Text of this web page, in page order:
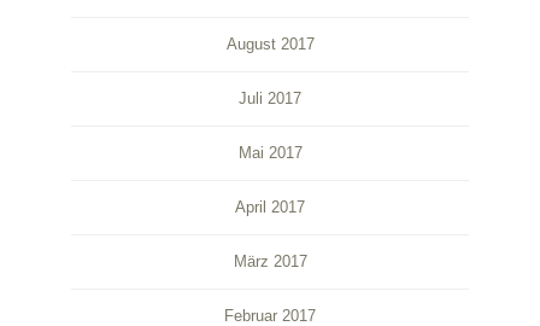
August 2017
Juli 2017
Mai 2017
April 2017
März 2017
Februar 2017